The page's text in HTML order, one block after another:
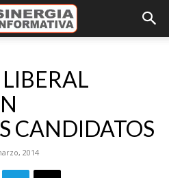
CANDIDATOS
2014